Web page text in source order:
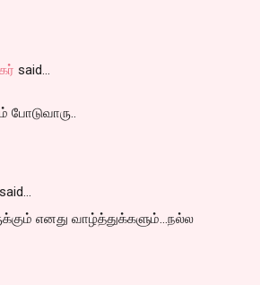
said…
போடுவாரு..
said…
எனது வாழ்த்துக்களும்...நல்ல